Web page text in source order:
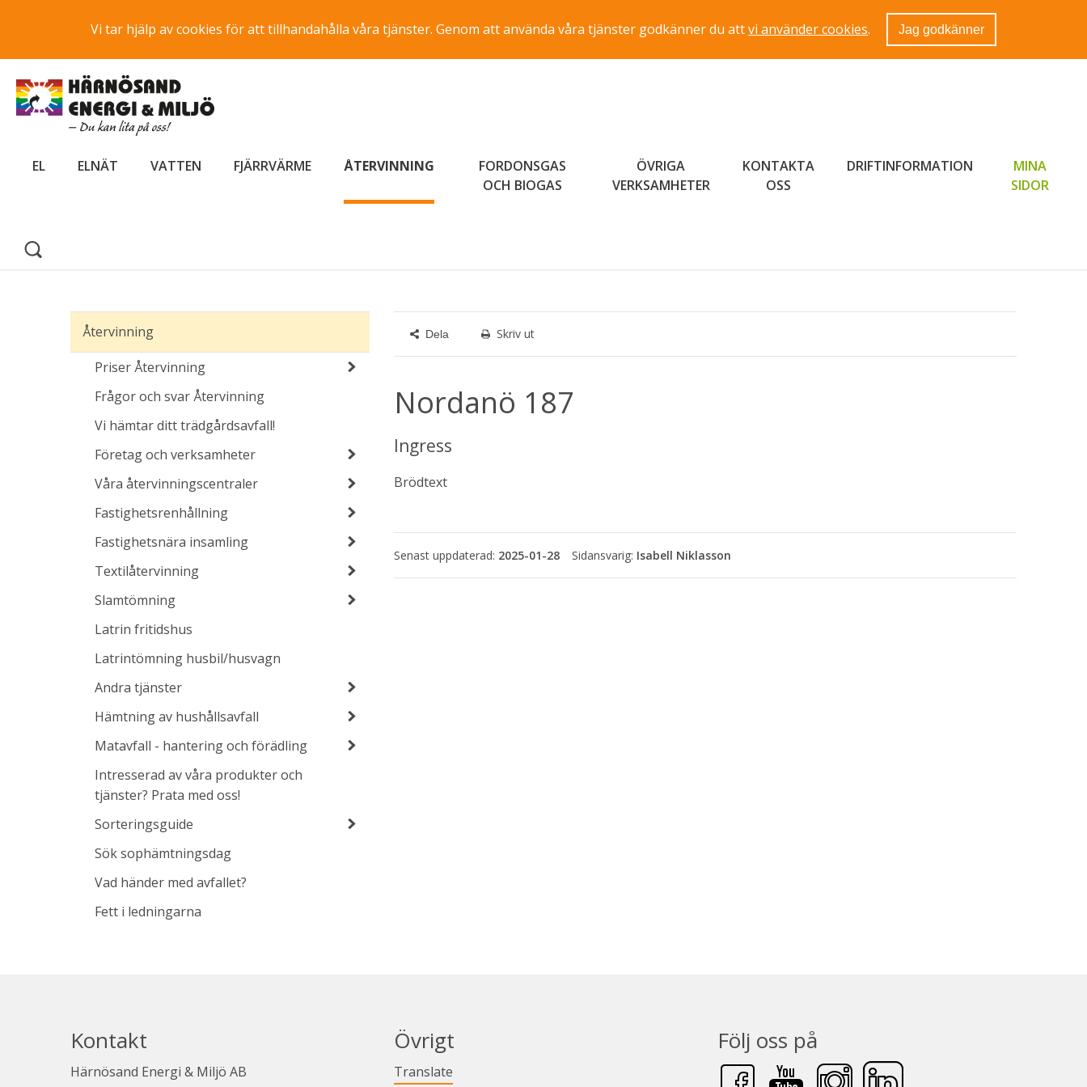
Vi tar hjälp av cookies för att tillhandahålla våra tjänster. Genom att använda våra tjänster godkänner du attvi använder cookies. Jag godkänner
EL ELNÄT VATTEN FJÄRRVÄRME ÅTERVINNING
FORDONSGAS
OCH BIOGAS
ÖVRIGA
VERKSAMHETER
KONTAKTA
OSS
DRIFTINFORMATION
MINA
SIDOR
Återvinning
Priser Återvinning
Frågor och svar Återvinning
Vi hämtar ditt trädgårdsavfall!
Företag och verksamheter
Våra återvinningscentraler
Fastighetsrenhållning
Fastighetsnära insamling
Textilåtervinning
Slamtömning
Latrin fritidshus
Latrintömning husbil/husvagn
Andra tjänster
Hämtning av hushållsavfall
Matavfall - hantering och förädling
Intresserad av våra produkter och
tjänster? Prata med oss!
Sorteringsguide
Sök sophämtningsdag
Vad händer med avfallet?
Fett i ledningarna
Dela Skriv ut
Nordanö 187
Ingress
Brödtext
Senast uppdaterad: 2025-01-28 Isabell Niklasson
Kontakt
Härnösand Energi & Miljö AB
Övrigt
Translate
Följ oss på